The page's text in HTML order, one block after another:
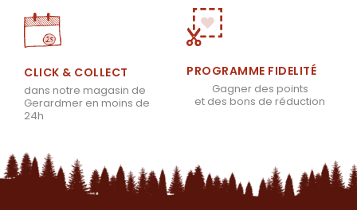
CLICK & COLLECT
dans notre magasin de
Gerardmer en moins de
24h
PROGRAMME FIDELITÉ
Gagner des points
et des bons de réduction